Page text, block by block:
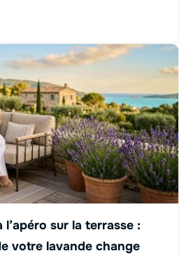
l’apéro sur la terrasse :
votre lavande change